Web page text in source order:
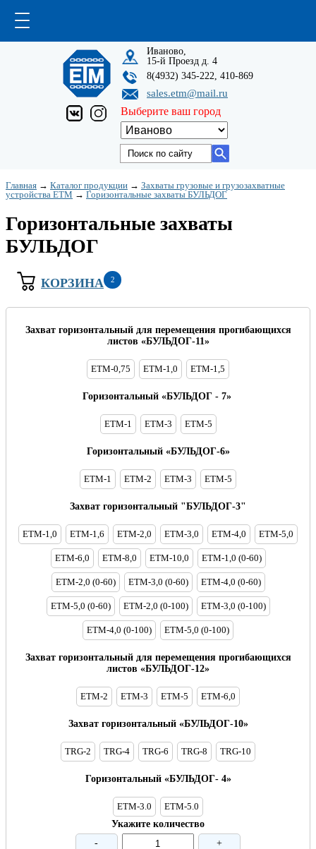
Иваново,
15-й Проезд д. 4
8(4932) 345-222, 410-869
sales.etm@mail.ru
Выберите ваш город
Главная → Каталог продукции → Захваты грузовые и грузозахватные
устройства ETM → Горизонтальные захваты БУЛЬДОГ
Горизонтальные захваты
БУЛЬДОГ
КОРЗИНА 2
Захват горизонтальный для перемещения прогибающихся
листов «БУЛЬДОГ-11»
ETM-0,75 ETM-1,0 ETM-1,5
Горизонтальный «БУЛЬДОГ - 7»
ETM-1 ETM-3 ETM-5
Горизонтальный «БУЛЬДОГ-6»
ETM-1 ETM-2 ETM-3 ETM-5
Захват горизонтальный "БУЛЬДОГ-3"
ETM-1,0 ETM-1,6 ETM-2,0 ETM-3,0 ETM-4,0 ETM-5,0
ETM-6,0 ETM-8,0 ETM-10,0 ETM-1,0 (0-60)
ETM-2,0 (0-60) ETM-3,0 (0-60) ETM-4,0 (0-60)
ETM-5,0 (0-60) ETM-2,0 (0-100) ETM-3,0 (0-100)
ETM-4,0 (0-100) ETM-5,0 (0-100)
Захват горизонтальный для перемещения прогибающихся
листов «БУЛЬДОГ-12»
ETM-2 ETM-3 ETM-5 ETM-6,0
Захват горизонтальный «БУЛЬДОГ-10»
TRG-2 TRG-4 TRG-6 TRG-8 TRG-10
Горизонтальный «БУЛЬДОГ- 4»
ЕТМ-3.0
ЕТМ-5.0
Укажите количество
-
+